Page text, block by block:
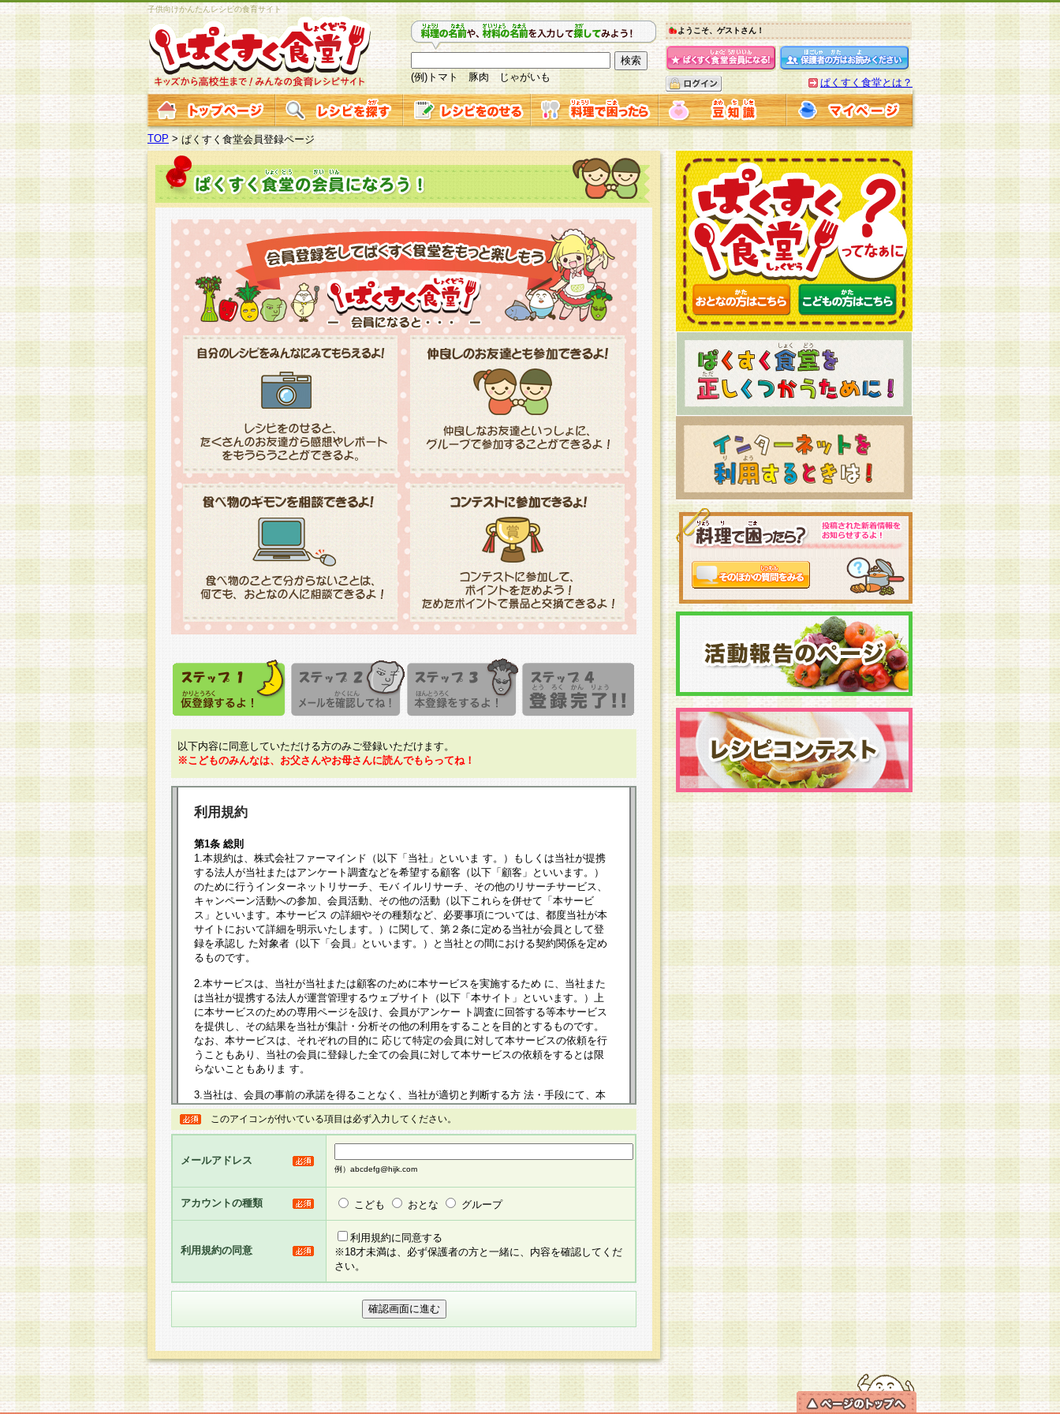
子供向けかんたんレシピの食育サイト
(例)トマト 豚肉 じゃがいも
ようこそ、ゲストさん！
ぱくすく食堂とは？
TOP >ぱくすく食堂会員登録ページ
以下内容に同意していただける方のみご登録いただけます。
※こどものみんなは、お父さんやお母さんに読んでもらってね！
利用規約
第1条 総則
1.本規約は、株式会社ファーマインド（以下「当社」といいま す。）もしくは当社が提携
する法人が当社またはアンケート調査などを希望する顧客（以下「顧客」といいます。）
のために行うインターネットリサーチ、モバ イルリサーチ、その他のリサーチサービス、
キャンペーン活動への参加、会員活動、その他の活動（以下これらを併せて「本サービ
ス」といいます。本サービス の詳細やその種類など、必要事項については、都度当社が本
サイトにおいて詳細を明示いたします。）に関して、第２条に定める当社が会員として登
録を承認し た対象者（以下「会員」といいます。）と当社との間における契約関係を定め
るものです。
2.本サービスは、当社が当社または顧客のために本サービスを実施するため に、当社また
は当社が提携する法人が運営管理するウェブサイト（以下「本サイト」といいます。）上
に本サービスのための専用ページを設け、会員がアンケー ト調査に回答する等本サービス
を提供し、その結果を当社が集計・分析その他の利用をすることを目的とするものです。
なお、本サービスは、それぞれの目的に 応じて特定の会員に対して本サービスの依頼を行
うこともあり、当社の会員に登録した全ての会員に対して本サービスの依頼をするとは限
らないこともありま す。
3.当社は、会員の事前の承諾を得ることなく、当社が適切と判断する方 法・手段にて、本
規約を任意に制定、変更または修正することができるものとします。改定後の本規約等
は、本規約においては本サイトに掲示したときに、その 他の諸規定については、会員に対
して告知の案内を配信または本サイトに掲示したときのいずれか早い時期をもってその効
るものとします。
5.当社がお聞きする個人情報は、すべて会員登録希望者の自由な意思で提 供いただいたも
のと考えております。従って、会員登録希望者が自らの個人情報の提供を希望されない場
合には、当社はその個人情報をお預かりいたしません が、提供されないことによって、当
社の取扱商品やサービス等をご利用いただけない場合がありますことを予めご了承くださ
い。
6.当社は、お客様から当社が保有している個人情報の開示・訂正・追加・ 利用停止等を求
められた場合には、ご本人様であることが当社にて確認できた場合に限り、法令に準拠し
せ先となります。
第2条 会員の資格
1.会員とは、本規約等を承諾のうえ、当社所定の登録手続きを全て完了し、当社が承認した
このアイコンが付いている項目は必ず入力してください。
メールアドレス
例）abcdefg@hijk.com
アカウントの種類 こども おとな グループ
利用規約の同意
利用規約に同意する
※18才未満は、必ず保護者の方と一緒に、内容を確認してくだ
さい。